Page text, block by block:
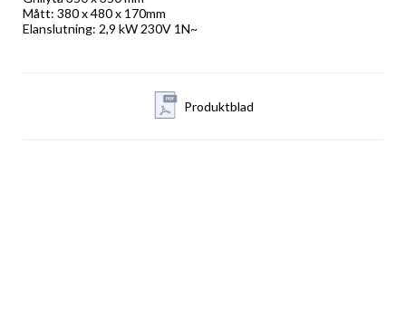
Mått: 380 x 480 x 170mm
Elanslutning: 2,9 kW 230V 1N~
Produktblad